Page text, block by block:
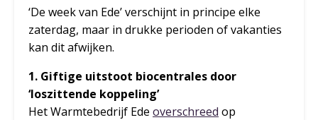
‘De week van Ede’ verschijnt in principe elke
zaterdag, maar in drukke perioden of vakanties
kan dit afwijken.
1. Giftige uitstoot biocentrales door
‘loszittende koppeling’
Het Warmtebedrijf Ede overschreed op